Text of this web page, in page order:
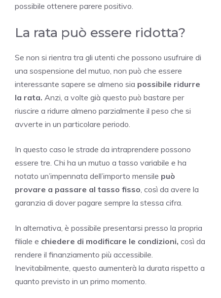
possibile ottenere parere positivo.
La rata può essere ridotta?
Se non si rientra tra gli utenti che possono usufruire di
una sospensione del mutuo, non può che essere
interessante sapere se almeno sia possibile ridurre
la rata. Anzi, a volte già questo può bastare per
riuscire a ridurre almeno parzialmente il peso che si
avverte in un particolare periodo.
In questo caso le strade da intraprendere possono
essere tre. Chi ha un mutuo a tasso variabile e ha
notato un’impennata dell’importo mensile può
provare a passare al tasso fisso , così da avere la
garanzia di dover pagare sempre la stessa cifra.
In alternativa, è possibile presentarsi presso la propria
filiale e chiedere di modificare le condizioni, così da
rendere il finanziamento più accessibile.
Inevitabilmente, questo aumenterà la durata rispetto a
quanto previsto in un primo momento.